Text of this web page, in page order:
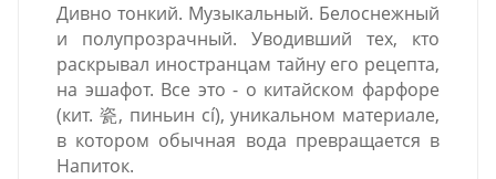
Дивно тонкий. Музыкальный. Белоснежный
и полупрозрачный. Уводивший тех, кто
раскрывал иностранцам тайну его рецепта,
на эшафот. Все это - о китайском фарфоре
(кит. 瓷, пиньин cí), уникальном материале,
в котором обычная вода превращается в
Напиток.